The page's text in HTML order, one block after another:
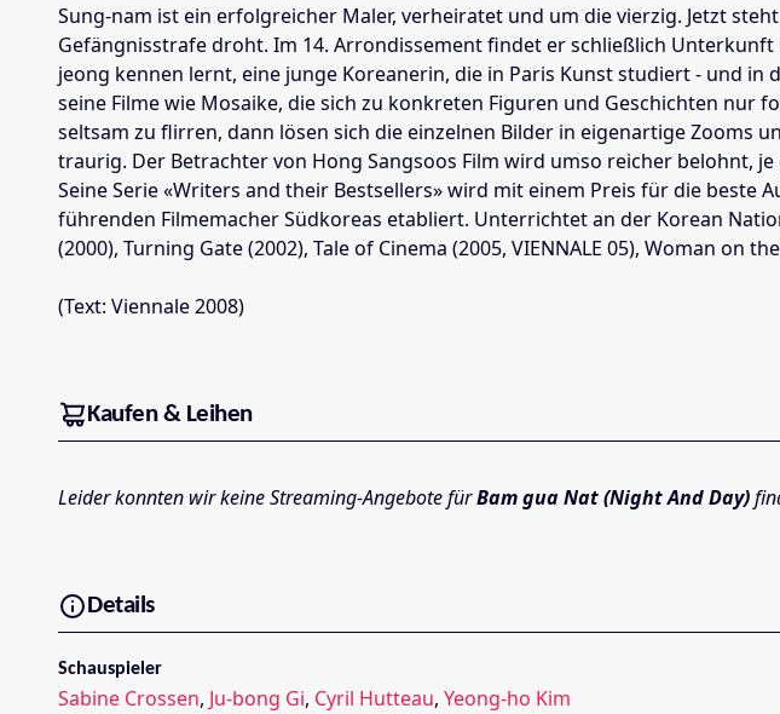
Sung-nam ist ein erfolgreicher Maler, verheiratet und um die vierzig. Jetzt
Gefängnisstrafe droht. Im 14. Arrondissement findet er schließlich
jeong kennen lernt, eine junge Koreanerin, die in Paris Kunst studiert - und
seine Filme wie Mosaike, die sich zu konkreten Figuren und Geschichten
seltsam zu flirren, dann lösen sich die einzelnen Bilder in eigenartige Zooms
traurig. Der Betrachter von Hong Sangsoos Film wird umso reicher belohnt,
Seine Serie «Writers and their Bestsellers» wird mit einem Preis für die
führenden Filmemacher Südkoreas etabliert. Unterrichtet an der Korean
(2000), Turning Gate (2002), Tale of Cinema (2005, VIENNALE 05), Woman on
(Text: Viennale 2008)
Kaufen & Leihen
Leider konnten wir keine Streaming-Angebote fürBam gua Nat (Night And Day)
Details
Schauspieler
Sabine Crossen, Ju-bong Gi, Cyril Hutteau, Yeong-ho Kim